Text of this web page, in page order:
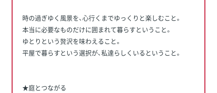
時の過ぎゆく風景を、心行くまでゆっくりと楽しむこと。
本当に必要なものだけに囲まれて暮らすということ。
ゆとりという贅沢を味わえること。
平屋で暮らすという選択が、私達らしくいるということ。
★庭とつながる